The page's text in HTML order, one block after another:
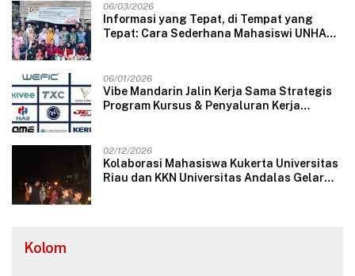
06/03/2026
Informasi yang Tepat, di Tempat yang
Tepat: Cara Sederhana Mahasiswi UNHAS
06/01/2026
Vibe Mandarin Jalin Kerja Sama Strategis
Program Kursus & Penyaluran Kerja
02/12/2026
Kolaborasi Mahasiswa Kukerta Universitas
Riau dan KKN Universitas Andalas Gelar
Kolom